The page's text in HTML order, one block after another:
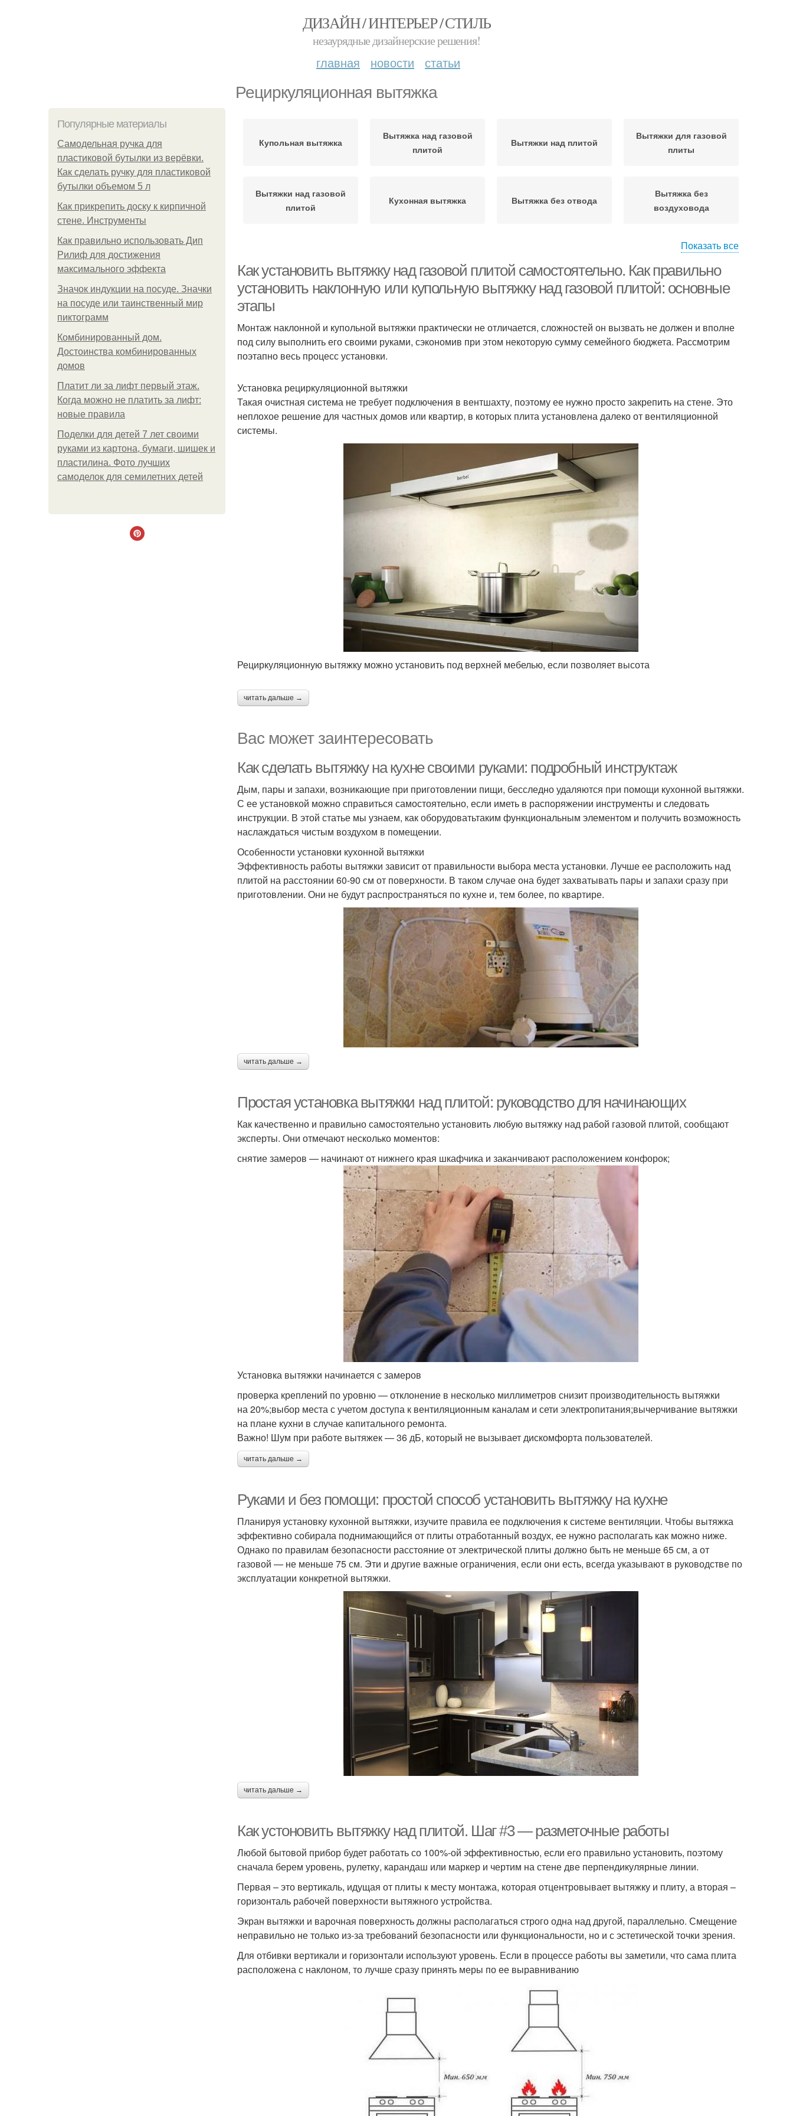
ДИЗАЙН / ИНТЕРЬЕР / СТИЛЬ
незаурядные дизайнерские решения!
главная новости статьи
Рециркуляционная вытяжка
Популярные материалы
Самодельная ручка для
пластиковой бутылки из верёвки.
Как сделать ручку для пластиковой
бутылки объемом 5 л
Как прикрепить доску к кирпичной
стене. Инструменты
Как правильно использовать Дип
Рилиф для достижения
максимального эффекта
Значок индукции на посуде. Значки
на посуде или таинственный мир
пиктограмм
Комбинированный дом.
Достоинства комбинированных
домов
Платит ли за лифт первый этаж.
Когда можно не платить за лифт:
новые правила
Поделки для детей 7 лет своими
руками из картона, бумаги, шишек и
пластилина. Фото лучших
самоделок для семилетних детей
Купольная вытяжка
Вытяжка над газовой
плитой
Вытяжки над плитой
Вытяжки для газовой
плиты
Вытяжки над газовой
плитой
Кухонная вытяжка Вытяжка без отвода
Вытяжка без
воздуховода
Показать все
Как установить вытяжку над газовой плитой самостоятельно. Как правильно
установить наклонную или купольную вытяжку над газовой плитой: основные
этапы
Монтаж наклонной и купольной вытяжки практически не отличается, сложностей он вызвать не должен и вполне
под силу выполнить его своими руками, сэкономив при этом некоторую сумму семейного бюджета. Рассмотрим
поэтапно весь процесс установки.
Установка рециркуляционной вытяжки
Такая очистная система не требует подключения в вентшахту, поэтому ее нужно просто закрепить на стене. Это
неплохое решение для частных домов или квартир, в которых плита установлена далеко от вентиляционной
системы.
Рециркуляционную вытяжку можно установить под верхней мебелью, если позволяет высота
читать дальше →
Вас может заинтересовать
Как сделать вытяжку на кухне своими руками: подробный инструктаж
Дым, пары и запахи, возникающие при приготовлении пищи, бесследно удаляются при помощи кухонной вытяжки.
С ее установкой можно справиться самостоятельно, если иметь в распоряжении инструменты и следовать
инструкции. В этой статье мы узнаем, как оборудоватьтаким функциональным элементом и получить возможность
наслаждаться чистым воздухом в помещении.
Особенности установки кухонной вытяжки
Эффективность работы вытяжки зависит от правильности выбора места установки. Лучше ее расположить над
плитой на расстоянии 60-90 см от поверхности. В таком случае она будет захватывать пары и запахи сразу при
приготовлении. Они не будут распространяться по кухне и, тем более, по квартире.
читать дальше →
Простая установка вытяжки над плитой: руководство для начинающих
Как качественно и правильно самостоятельно установить любую вытяжку над рабой газовой плитой, сообщают
эксперты. Они отмечают несколько моментов:
снятие замеров — начинают от нижнего края шкафчика и заканчивают расположением конфорок;
Установка вытяжки начинается с замеров
проверка креплений по уровню — отклонение в несколько миллиметров снизит производительность вытяжки
на 20%;выбор места с учетом доступа к вентиляционным каналам и сети электропитания;вычерчивание вытяжки
на плане кухни в случае капитального ремонта.
Важно! Шум при работе вытяжек — 36 дБ, который не вызывает дискомфорта пользователей.
читать дальше →
Руками и без помощи: простой способ установить вытяжку на кухне
Планируя установку кухонной вытяжки, изучите правила ее подключения к системе вентиляции. Чтобы вытяжка
эффективно собирала поднимающийся от плиты отработанный воздух, ее нужно располагать как можно ниже.
Однако по правилам безопасности расстояние от электрической плиты должно быть не меньше 65 см, а от
газовой — не меньше 75 см. Эти и другие важные ограничения, если они есть, всегда указывают в руководстве по
эксплуатации конкретной вытяжки.
читать дальше →
Как устоновить вытяжку над плитой. Шаг #3 — разметочные работы
Любой бытовой прибор будет работать со 100%-ой эффективностью, если его правильно установить, поэтому
сначала берем уровень, рулетку, карандаш или маркер и чертим на стене две перпендикулярные линии.
Первая – это вертикаль, идущая от плиты к месту монтажа, которая отцентровывает вытяжку и плиту, а вторая –
горизонталь рабочей поверхности вытяжного устройства.
Экран вытяжки и варочная поверхность должны располагаться строго одна над другой, параллельно. Смещение
неправильно не только из-за требований безопасности или функциональности, но и с эстетической точки зрения.
Для отбивки вертикали и горизонтали используют уровень. Если в процессе работы вы заметили, что сама плита
расположена с наклоном, то лучше сразу принять меры по ее выравниванию